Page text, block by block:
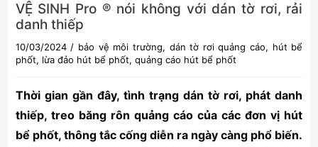
VỆ SINH Pro ® nói không với dán tờ rơi, rải
danh thiếp
10/03/2024/ bảo vệ môi trường, dán tờ rơi quảng cáo, hút bể
phốt, lừa đảo hút bể phốt, quảng cáo hút bể phốt
Thời gian gần đây, tình trạng dán tờ rơi, phát danh
thiếp, treo băng rôn quảng cáo của các đơn vị hút
bể phốt, thông tắc cống diễn ra ngày càng phổ biến.